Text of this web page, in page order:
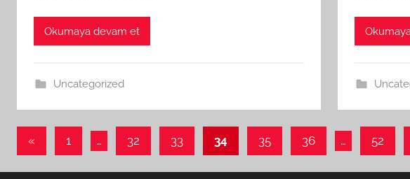
Okumaya devam et
Uncategorized
Yazı
« Önceki1 … 32 33 34 35 36 … 52